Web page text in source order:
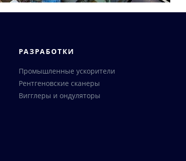
РАЗРАБОТКИ
Промышленные ускорители
Рентгеновские сканеры
Вигглеры и ондуляторы